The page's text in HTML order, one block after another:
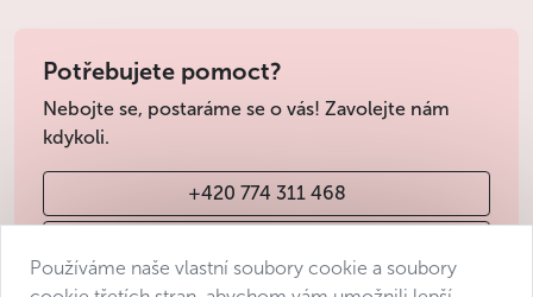
Potřebujete pomoct?
Nebojte se, postaráme se o vás! Zavolejte nám
kdykoli.
+420 774 311 468
Používáme naše vlastní soubory cookie a soubory